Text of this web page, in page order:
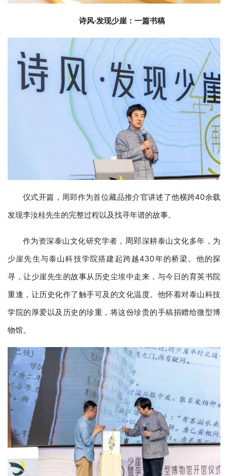
诗风·发现少崖：一篇书稿
仪式开篇，周郢作为首位藏品推介官讲述了他横跨40余载
发现李汝桂先生的完整过程以及找寻年谱的故事。
作为资深泰山文化研究学者， 周郢深耕泰山文化多年，为
少崖先生与泰山科技学院搭建起跨越430年的桥梁。他的探
寻，让少崖先生的故事从历史尘埃中走来，与今日的育英书院
重逢，让历史化作了触手可及的文化温度。他怀着对泰山科技
学院的厚爱以及历史的珍重，将这份珍贵的手稿捐赠给微型博
物馆。